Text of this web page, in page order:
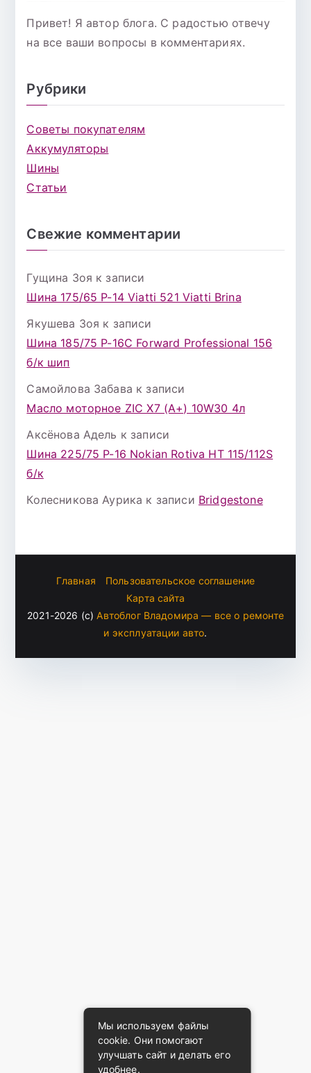
Привет! Я автор блога. С радостью отвечу
на все ваши вопросы в комментариях.
Рубрики
Советы покупателям
Аккумуляторы
Шины
Статьи
Свежие комментарии
Гущина Зоя к записи
Шина 175/65 Р-14 Viatti 521 Viatti Brina
Якушева Зоя к записи
Шина 185/75 Р-16С Forward Professional 156
б/к шип
Самойлова Забава к записи
Масло моторное ZIC X7 (A+) 10W30 4л
Аксёнова Адель к записи
Шина 225/75 Р-16 Nokian Rotiva HT 115/112S
б/к
Колесникова Аурика к записи Bridgestone
Главная
Пользовательское соглашение
Карта сайта
2021-2026 (c) Автоблог Владомира — все о ремонте
и эксплуатации авто.
Мы используем файлы
cookie. Они помогают
улучшать сайт и делать его
удобнее.